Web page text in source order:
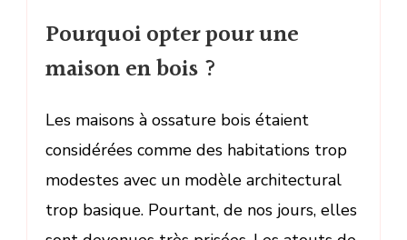
Pourquoi opter pour une
maison en bois ?
Les maisons à ossature bois étaient
considérées comme des habitations trop
modestes avec un modèle architectural
trop basique. Pourtant, de nos jours, elles